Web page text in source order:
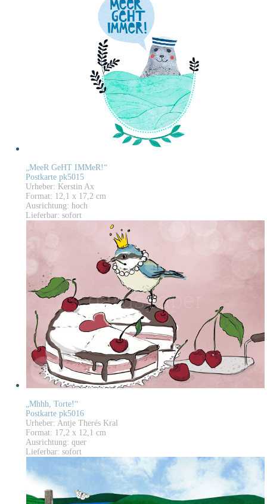
„MeeR GeHT IMMeR!“
Postkarte pk5015
Urheber: Kerstin Ax
Format: 12,1 x 17,2 cm
Ausrichtung: hoch
Lieferbar: sofort
„Mhhh, Torte!“
Postkarte pk5016
Urheber: Antje Therés Kral
Format: 17,2 x 12,1 cm
Ausrichtung: quer
Lieferbar: sofort